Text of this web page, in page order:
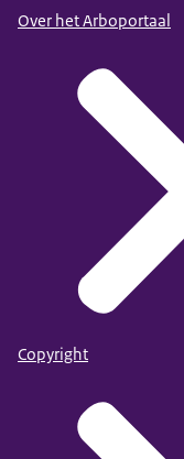
Over het Arboportaal
Copyright